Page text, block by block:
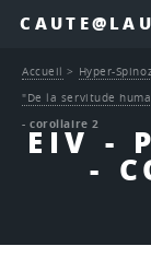
EIV -
-
Accueil > Hyper-
"De la servitude
- corollaire 2